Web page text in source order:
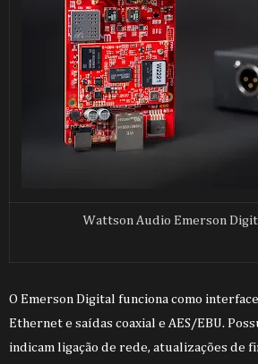
Wattson Audio Emerson
O Emerson Digital funciona como
Ethernet e saídas coaxial e AES/EBU.
indicam ligação de rede, atualizações de